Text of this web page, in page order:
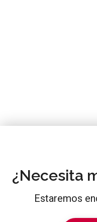
¿Necesita
Estaremos